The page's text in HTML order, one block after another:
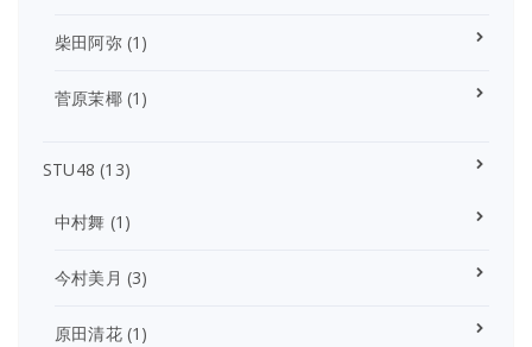
柴田阿弥(1)
菅原茉椰(1)
STU48 (13)
中村舞 (1)
今村美月 (3)
原田清花(1)